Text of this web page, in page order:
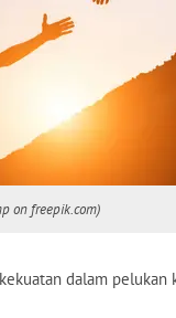
on freepik.com)
dalam